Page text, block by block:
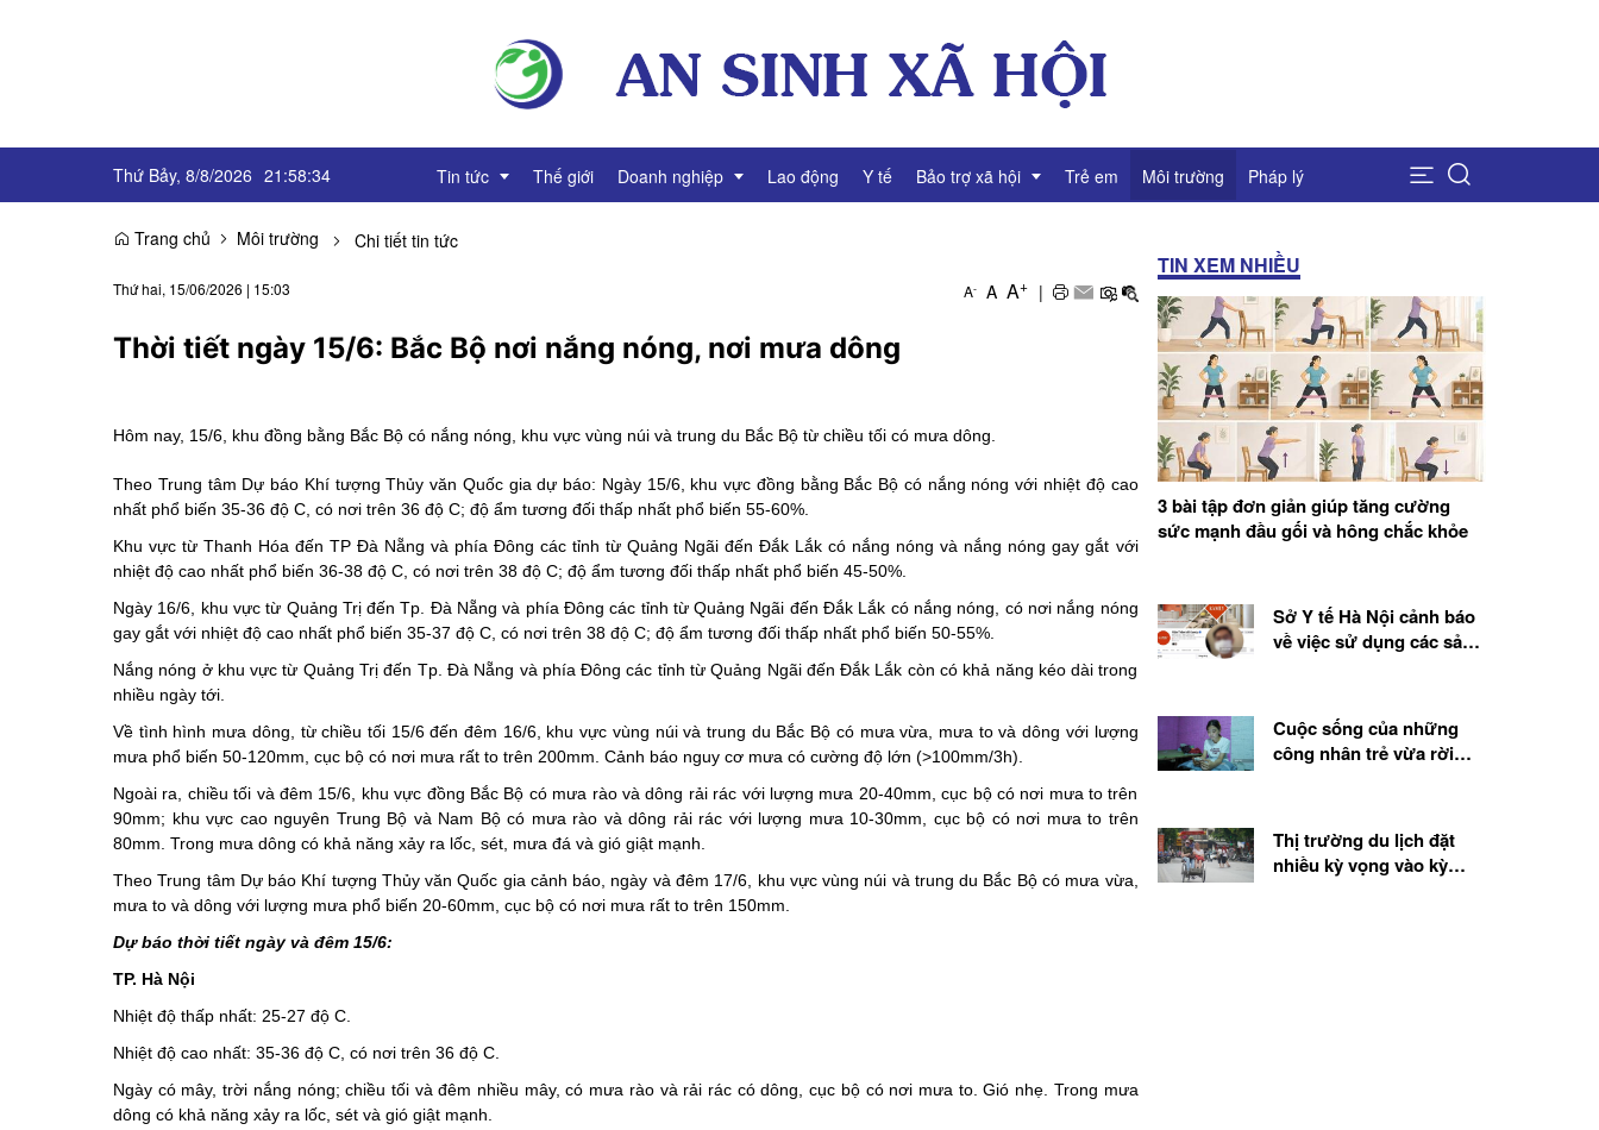
Thứ Bảy, 8/8/2026 21 :58:35 Tin tức
Sự kiện
Góc báo chí
Emagazine
Thế giới Doanh nghiệp
Tài chính Doanh nghiệp
Video Doanh nghiệp
Lao động Y tế Bảo trợ xã hội
Giảm nghèo
Trẻ em Môi trường Pháp lý
Trang chủ Môi trường Chi tiết tin tức
Thứ hai, 15/06/2026 | 15:03 A- A A+ |
Thời tiết ngày 15/6: Bắc Bộ nơi nắng nóng, nơi mưa dông
Hôm nay, 15/6, khu đồng bằng Bắc Bộ có nắng nóng, khu vực vùng núi và trung du Bắc Bộ từ chiều tối có mưa dông.
Theo Trung tâm Dự báo Khí tượng Thủy văn Quốc gia dự báo: Ngày 15/6, khu vực đồng bằng Bắc Bộ có nắng nóng với nhiệt độ cao
nhất phổ biến 35-36 độ C, có nơi trên 36 độ C; độ ẩm tương đối thấp nhất phổ biến 55-60%.
Khu vực từ Thanh Hóa đến TP Đà Nẵng và phía Đông các tỉnh từ Quảng Ngãi đến Đắk Lắk có nắng nóng và nắng nóng gay gắt với
nhiệt độ cao nhất phổ biến 36-38 độ C, có nơi trên 38 độ C; độ ẩm tương đối thấp nhất phổ biến 45-50%.
Ngày 16/6, khu vực từ Quảng Trị đến Tp. Đà Nẵng và phía Đông các tỉnh từ Quảng Ngãi đến Đắk Lắk có nắng nóng, có nơi nắng nóng
gay gắt với nhiệt độ cao nhất phổ biến 35-37 độ C, có nơi trên 38 độ C; độ ẩm tương đối thấp nhất phổ biến 50-55%.
Nắng nóng ở khu vực từ Quảng Trị đến Tp. Đà Nẵng và phía Đông các tỉnh từ Quảng Ngãi đến Đắk Lắk còn có khả năng kéo dài trong
nhiều ngày tới.
Về tình hình mưa dông, từ chiều tối 15/6 đến đêm 16/6, khu vực vùng núi và trung du Bắc Bộ có mưa vừa, mưa to và dông với lượng
mưa phổ biến 50-120mm, cục bộ có nơi mưa rất to trên 200mm. Cảnh báo nguy cơ mưa có cường độ lớn (>100mm/3h).
Ngoài ra, chiều tối và đêm 15/6, khu vực đồng Bắc Bộ có mưa rào và dông rải rác với lượng mưa 20-40mm, cục bộ có nơi mưa to trên
90mm; khu vực cao nguyên Trung Bộ và Nam Bộ có mưa rào và dông rải rác với lượng mưa 10-30mm, cục bộ có nơi mưa to trên
80mm. Trong mưa dông có khả năng xảy ra lốc, sét, mưa đá và gió giật mạnh.
Theo Trung tâm Dự báo Khí tượng Thủy văn Quốc gia cảnh báo, ngày và đêm 17/6, khu vực vùng núi và trung du Bắc Bộ có mưa vừa,
mưa to và dông với lượng mưa phổ biến 20-60mm, cục bộ có nơi mưa rất to trên 150mm.
Dự báo thời tiết ngày và đêm 15/6:
TP. Hà Nội
Nhiệt độ thấp nhất: 25-27 độ C.
Nhiệt độ cao nhất: 35-36 độ C, có nơi trên 36 độ C.
Ngày có mây, trời nắng nóng; chiều tối và đêm nhiều mây, có mưa rào và rải rác có dông, cục bộ có nơi mưa to. Gió nhẹ. Trong mưa
dông có khả năng xảy ra lốc, sét và gió giật mạnh.
TIN XEM NHIỀU
3 bài tập đơn giản giúp tăng cường
sức mạnh đầu gối và hông chắc khỏe
Sở Y tế Hà Nội cảnh báo
về việc sử dụng các sản
Cuộc sống của những
công nhân trẻ vừa rời
Thị trường du lịch đặt
nhiều kỳ vọng vào kỳ